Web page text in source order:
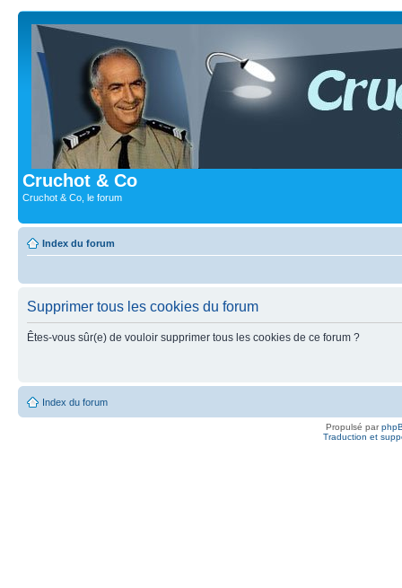
Cruchot & Co
Cruchot & Co, le forum
Index du forum
Supprimer tous les cookies du forum
Êtes-vous sûr(e) de vouloir supprimer tous les cookies de ce forum ?
Index du forum
Propulsé par
Traduction et